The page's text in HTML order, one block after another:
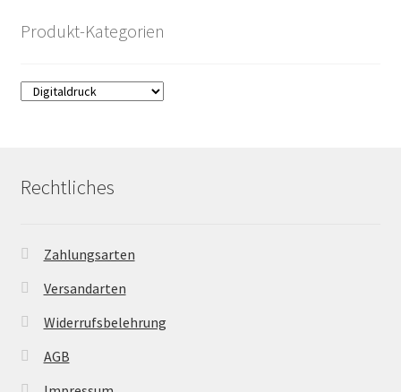
Produkt-Kategorien
Rechtliches
Zahlungsarten
Versandarten
Widerrufsbelehrung
AGB